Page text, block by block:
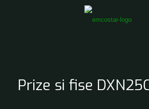
Prize si fise